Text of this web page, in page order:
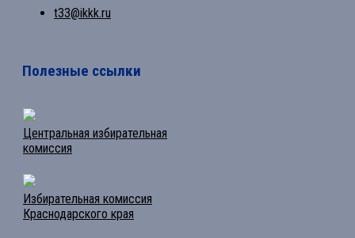
t33@ikkk.ru
Полезные ссылки
Центральная избирательная
комиссия
Избирательная комиссия
Краснодарского края